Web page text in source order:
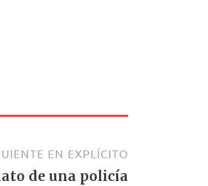
EN EXPLÍCITO
de una policía